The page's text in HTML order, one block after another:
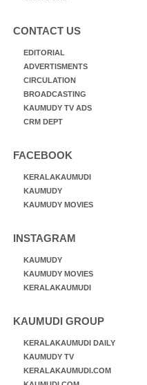
CONTACT US
EDITORIAL
ADVERTISMENTS
CIRCULATION
BROADCASTING
KAUMUDY TV ADS
CRM DEPT
FACEBOOK
KERALAKAUMUDI
KAUMUDY
KAUMUDY MOVIES
INSTAGRAM
KAUMUDY
KAUMUDY MOVIES
KERALAKAUMUDI
KAUMUDI GROUP
KERALAKAUMUDI DAILY
KAUMUDY TV
KERALAKAUMUDI.COM